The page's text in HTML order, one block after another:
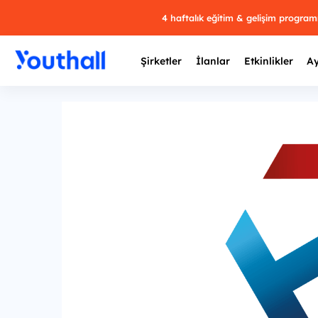
4 haftalık eğitim & gelişim
Şirketler İlanlar Etkinlikler